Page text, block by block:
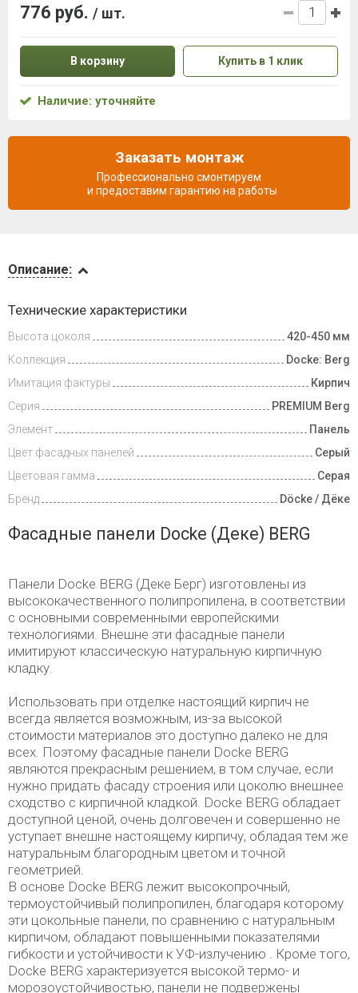
Доставка
и оплата
Описание:
Технические характеристики
Высота цоколя
420-450 мм
Коллекция
Docke: Berg
Имитация фактуры
Кирпич
Серия
PREMIUM Berg
Элемент
Панель
Цвет фасадных панелей
Серый
Цветовая гамма
Серая
Бренд
Döcke / Дёке
Фасадные панели Docke (Деке) BERG
Панели Docke BERG (Деке Берг) изготовлены из
высококачественного полипропилена, в соответствии
с основными современными европейскими
технологиями. Внешне эти фасадные панели
имитируют классическую натуральную кирпичную
кладку.
Использовать при отделке настоящий кирпич не
всегда является возможным, из-за высокой
стоимости материалов это доступно далеко не для
всех. Поэтому фасадные панели Docke BERG
являются прекрасным решением, в том случае, если
нужно придать фасаду строения или цоколю внешнее
сходство с кирпичной кладкой. Docke BERG обладает
доступной ценой, очень долговечен и совершенно не
уступает внешне настоящему кирпичу, обладая тем же
натуральным благородным цветом и точной
геометрией.
В основе Docke BERG лежит высокопрочный,
термоустойчивый полипропилен, благодаря которому
эти цокольные панели, по сравнению с натуральным
кирпичом, обладают повышенными показателями
гибкости и устойчивости к УФ-излучению . Кроме того,
Docke BERG характеризуется высокой термо- и
морозоустойчивостью, панели не подвержены
776 руб. / шт.
В корзину Купить в 1 клик
Наличие: уточняйте
Заказать монтаж
Профессионально смонтируем
и предоставим гарантию на работы